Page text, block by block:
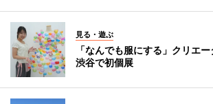
見る・遊ぶ
「なんでも服にする」クリエー
渋谷で初個展